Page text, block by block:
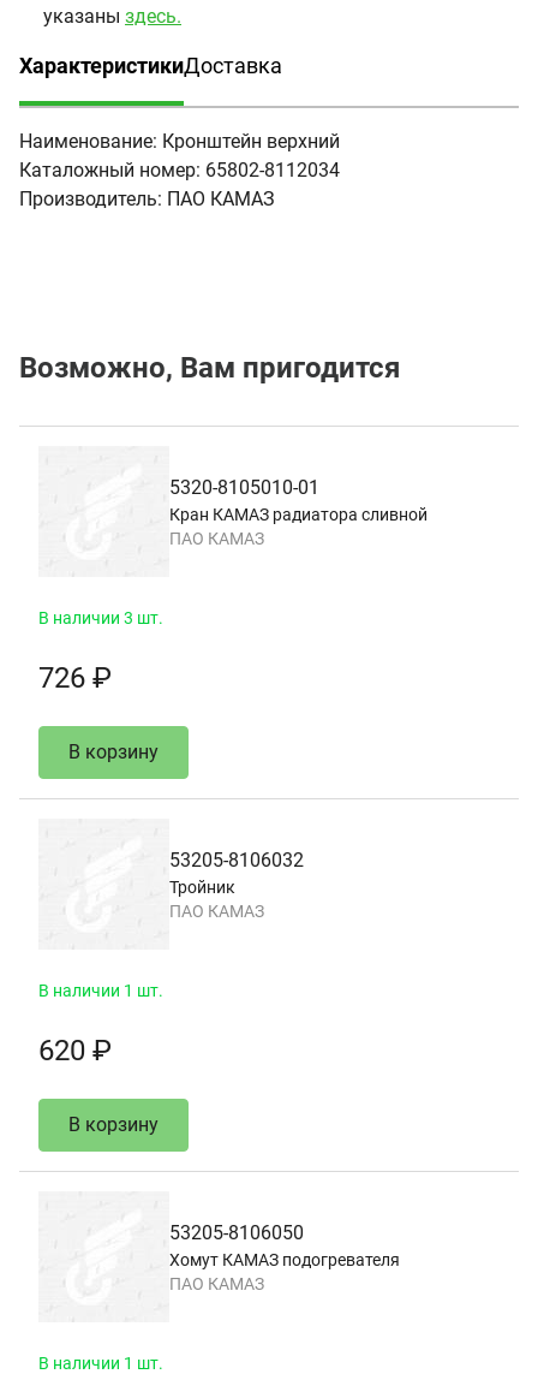
указаны здесь.
Характеристики
(активная вкладка)
Доставка
Наименование: Кронштейн верхний
Каталожный номер: 65802-8112034
Производитель: ПАО КАМАЗ
Возможно, Вам пригодится
5320-8105010-01
Кран КАМАЗ радиатора сливной
ПАО КАМАЗ
В наличии 3 шт.
726 ₽
В корзину
53205-8106032
Тройник
ПАО КАМАЗ
В наличии 1 шт.
620 ₽
В корзину
53205-8106050
Хомут КАМАЗ подогревателя
ПАО КАМАЗ
В наличии 1 шт.